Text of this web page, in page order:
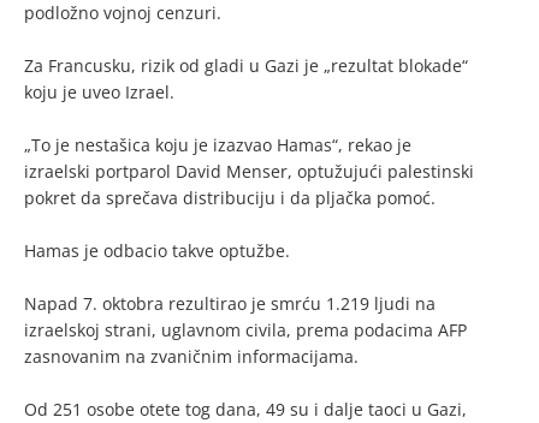
podložno vojnoj cenzuri.
Za Francusku, rizik od gladi u Gazi je „rezultat blokade“
koju je uveo Izrael.
„To je nestašica koju je izazvao Hamas“, rekao je
izraelski portparol David Menser, optužujući palestinski
pokret da sprečava distribuciju i da pljačka pomoć.
Hamas je odbacio takve optužbe.
Napad 7. oktobra rezultirao je smrću 1.219 ljudi na
izraelskoj strani, uglavnom civila, prema podacima AFP
zasnovanim na zvaničnim informacijama.
Od 251 osobe otete tog dana, 49 su i dalje taoci u Gazi,